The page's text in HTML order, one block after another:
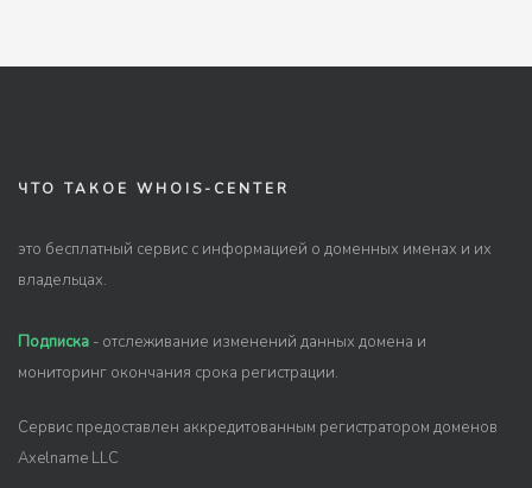
ЧТО ТАКОЕ WHOIS-CENTER
это бесплатный сервис с информацией о доменных именах и их
владельцах.
Подписка - отслеживание изменений данных домена и
мониторинг окончания срока регистрации.
Сервис предоставлен аккредитованным регистратором доменов
Axelname LLC